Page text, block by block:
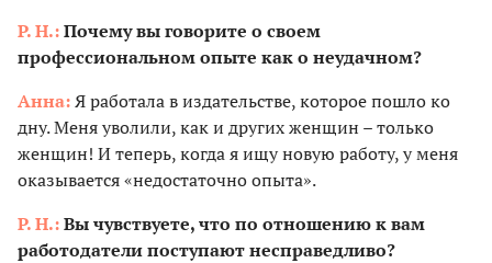
Р. Н.:Почему вы говорите о своем
профессиональном опыте как о неудачном?
Анна:Я работала в издательстве, которое пошло ко
дну. Меня уволили, как и других женщин – только
женщин! И теперь, когда я ищу новую работу, у меня
оказывается «недостаточно опыта».
Р. Н.:Вы чувствуете, что по отношению к вам
работодатели поступают несправедливо?